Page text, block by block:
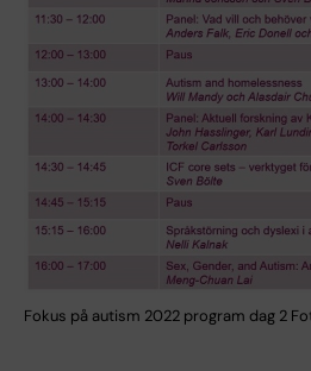
Fokus på autism 2022 program dag 2